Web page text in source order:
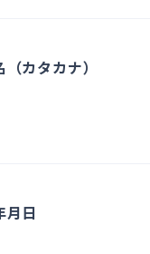
（カタカナ）
月日